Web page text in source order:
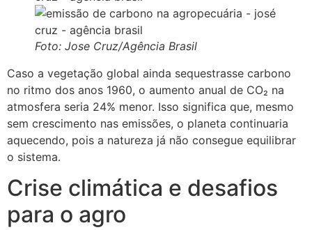
Foto: Jose Cruz/Agência Brasil
Caso a vegetação global ainda sequestrasse carbono
no ritmo dos anos 1960, o aumento anual de CO₂ na
atmosfera seria 24% menor. Isso significa que, mesmo
sem crescimento nas emissões, o planeta continuaria
aquecendo, pois a natureza já não consegue equilibrar
o sistema.
Crise climática e desafios
para o agro